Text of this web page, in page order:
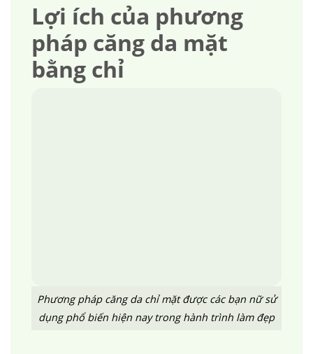
Lợi ích của phương
pháp căng da mặt
bằng chỉ
Phương pháp căng da chỉ mặt được các bạn nữ sử
dụng phổ biến hiện nay trong hành trình làm đẹp